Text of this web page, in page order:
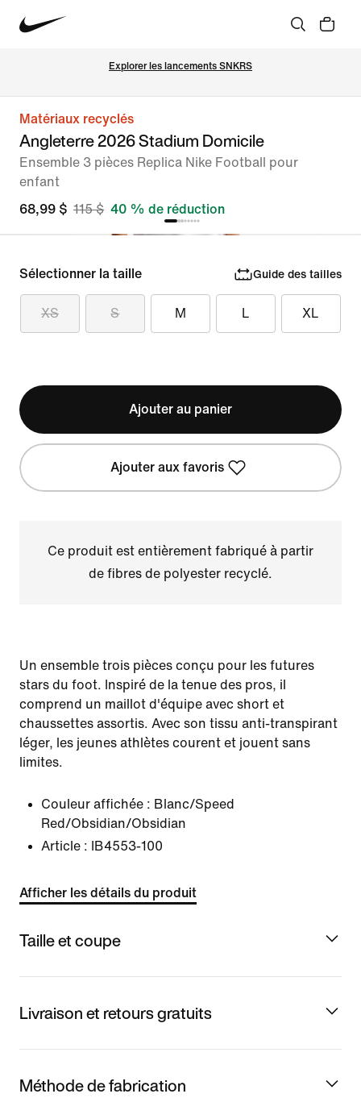
Explorer les lancements SNKRS
Matériaux recyclés
Angleterre 2026 Stadium Domicile
Ensemble 3 pièces Replica Nike Football pour
enfant
68,99 $ 115 $ 40 % de réduction
Sélectionner la taille Guide des tailles
XS S M L XL
Ajouter au panier
Ajouter aux favoris
Ce produit est entièrement fabriqué à partir
de fibres de polyester recyclé.
Un ensemble trois pièces conçu pour les futures
stars du foot. Inspiré de la tenue des pros, il
comprend un maillot d'équipe avec short et
chaussettes assortis. Avec son tissu anti-transpirant
léger, les jeunes athlètes courent et jouent sans
limites.
Couleur affichée : Blanc/Speed
Red/Obsidian/Obsidian
Article :
IB4553-100
Afficher les détails du produit
Taille et coupe
Livraison et retours gratuits
Méthode de fabrication